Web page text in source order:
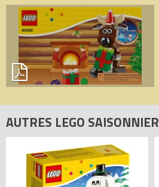
AUTRES LEGO SAISONNIER